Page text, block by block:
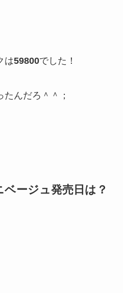
は59800でした！
んだろ＾＾；
ージュ発売日は？